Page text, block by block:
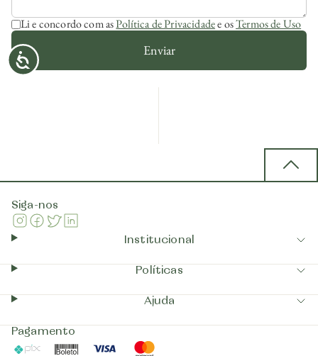
Li e concordo com asPolítica de Privacidadee osTermos de Uso
Enviar
Siga-nos
Instagram
Facebook
Twitter
Institucional
Políticas
Ajuda
Pagamento
Pix Boleto Visa